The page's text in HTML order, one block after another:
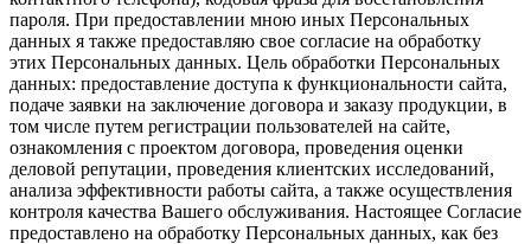
пароля. При предоставлении мною иных Персональных
данных я также предоставляю свое согласие на обработку
этих Персональных данных. Цель обработки Персональных
данных: предоставление доступа к функциональности сайта,
подаче заявки на заключение договора и заказу продукции, в
том числе путем регистрации пользователей на сайте,
ознакомления с проектом договора, проведения оценки
деловой репутации, проведения клиентских исследований,
анализа эффективности работы сайта, а также осуществления
контроля качества Вашего обслуживания. Настоящее Согласие
предоставлено на обработку Персональных данных, как без